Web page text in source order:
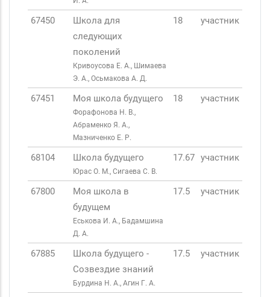
67450
Школа для
следующих
поколений
Кривоусова Е. А., Шимаева
Э. А., Осьмакова А. Д.
18 участник
67451 Моя школа будущего
Форафонова Н. В.,
Абраменко Я. А.,
Мазниченко Е. Р.
18 участник
68104 Школа будущего
Юрас О. М., Сигаева С. В.
17.67 участник
67800
Моя школа в
будущем
Еськова И. А., Бадамшина
Д. А.
17.5 участник
67885
Школа будущего -
Созвездие знаний
Бурдина Н. А., Агин Г. А.
17.5 участник